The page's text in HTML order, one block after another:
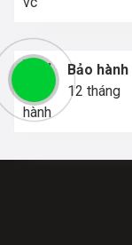
Bảo hành
12 tháng